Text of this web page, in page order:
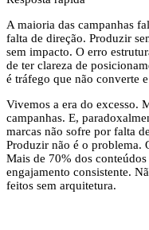
A maioria das campanhas
falta de direção. Produzir
sem impacto. O erro
de ter clareza de
é tráfego que não converte
Vivemos a era do excesso.
campanhas. E,
marcas não sofre por falta
Produzir não é o problema.
Mais de 70% dos
engajamento consistente.
feitos sem arquitetura.